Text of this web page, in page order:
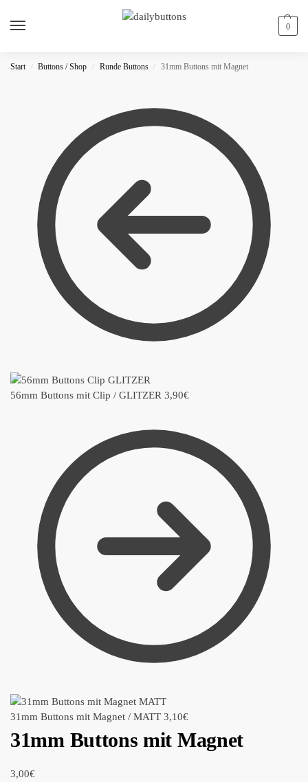
0
Start / Buttons / Shop / Runde Buttons / 31mm Buttons mit Magnet
56mm Buttons mit Clip / GLITZER 3,90€
31mm Buttons mit Magnet / MATT 3,10€
31mm Buttons mit Magnet
3,00€